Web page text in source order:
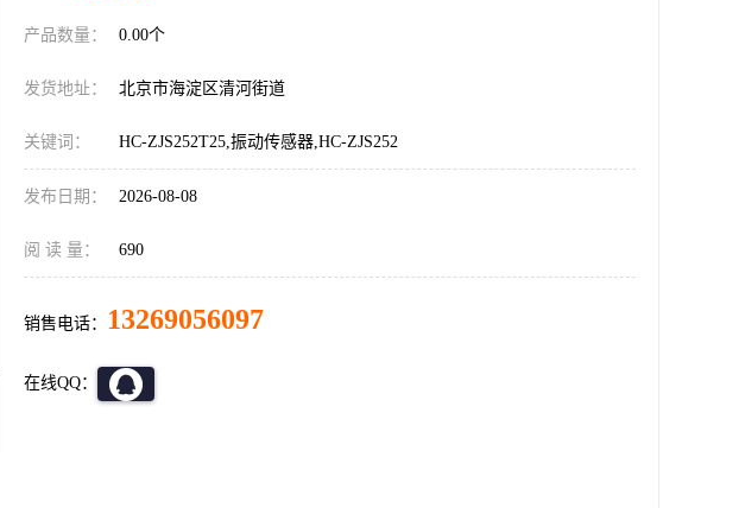
产品数量： 0.00个
发货地址： 北京市海淀区清河街道
关键词： HC-ZJS252T25,振动传感器,HC-ZJS252
发布日期： 2026-08-08
阅 读 量： 690
销售电话： 13269056097
在线QQ：